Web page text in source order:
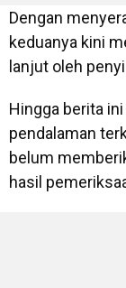
Dengan
keduanya kini
lanjut oleh
Hingga berita
pendalaman
belum
hasil